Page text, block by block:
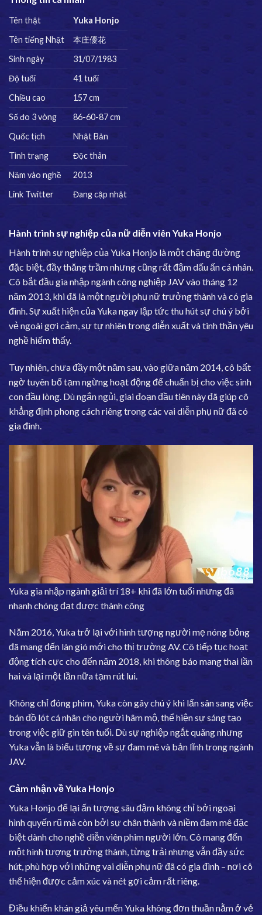
Tên thật
Yuka Honjo
Tên tiếng Nhật
本庄優花
Sinh ngày
31/07/1983
Độ tuổi
41 tuổi
Chiều cao
157 cm
Số đo 3 vòng
86-60-87 cm
Quốc tịch
Nhật Bản
Tình trạng
Độc thân
Năm vào nghề
2013
Link Twitter
Đang cập nhật
Hành trình sự nghiệp của nữ diễn viên Yuka Honjo
Hành trình sự nghiệp của Yuka Honjo là một chặng đường
đặc biệt, đầy thăng trầm nhưng cũng rất đậm dấu ấn cá nhân.
Cô bắt đầu gia nhập ngành công nghiệp JAV vào tháng 12
năm 2013, khi đã là một người phụ nữ trưởng thành và có gia
đình. Sự xuất hiện của Yuka ngay lập tức thu hút sự chú ý bởi
vẻ ngoài gợi cảm, sự tự nhiên trong diễn xuất và tinh thần yêu
nghề hiếm thấy.
Tuy nhiên, chưa đầy một năm sau, vào giữa năm 2014, cô bất
ngờ tuyên bố tạm ngừng hoạt động để chuẩn bị cho việc sinh
con đầu lòng. Dù ngắn ngủi, giai đoạn đầu tiên này đã giúp cô
khẳng định phong cách riêng trong các vai diễn phụ nữ đã có
gia đình.
Yuka gia nhập ngành giải trí 18+ khi đã lớn tuổi nhưng đã
nhanh chóng đạt được thành công
Năm 2016, Yuka trở lại với hình tượng người mẹ nóng bỏng
đã mang đến làn gió mới cho thị trường AV. Cô tiếp tục hoạt
động tích cực cho đến năm 2018, khi thông báo mang thai lần
hai và lại một lần nữa tạm rút lui.
Không chỉ đóng phim, Yuka còn gây chú ý khi lấn sân sang việc
bán đồ lót cá nhân cho người hâm mộ, thể hiện sự sáng tạo
trong việc giữ gìn tên tuổi. Dù sự nghiệp ngắt quãng nhưng
Yuka vẫn là biểu tượng về sự đam mê và bản lĩnh trong ngành
JAV.
Cảm nhận về Yuka Honjo
Yuka Honjo để lại ấn tượng sâu đậm không chỉ bởi ngoại
hình quyến rũ mà còn bởi sự chân thành và niềm đam mê đặc
biệt dành cho nghề diễn viên phim người lớn. Cô mang đến
một hình tượng trưởng thành, từng trải nhưng vẫn đầy sức
hút, phù hợp với những vai diễn phụ nữ đã có gia đình – nơi cô
thể hiện được cảm xúc và nét gợi cảm rất riêng.
Điều khiến khán giả yêu mến Yuka không đơn thuần nằm ở vẻ